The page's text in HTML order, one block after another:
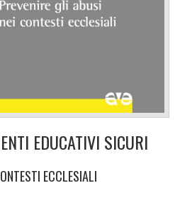
EDUCATIVI SICURI
ECCLESIALI